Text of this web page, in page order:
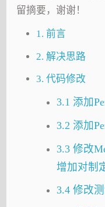
留摘要，谢谢！
1. 前言
2. 解决思路
3. 代码修改
3.1 添加
3.2 添加
3.3 修改
增加对制
3.4 修改